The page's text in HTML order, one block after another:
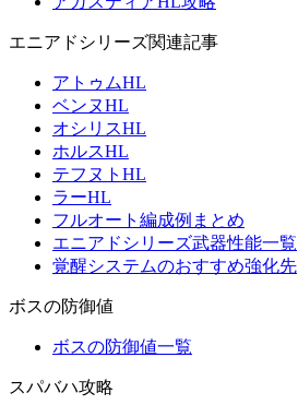
エニアドシリーズ関連記事
アトゥムHL
ベンヌHL
オシリスHL
ホルスHL
テフヌトHL
ラーHL
フルオート編成例まとめ
エニアドシリーズ武器性能一覧
覚醒システムのおすすめ強化先
ボスの防御値
ボスの防御値一覧
スパバハ攻略